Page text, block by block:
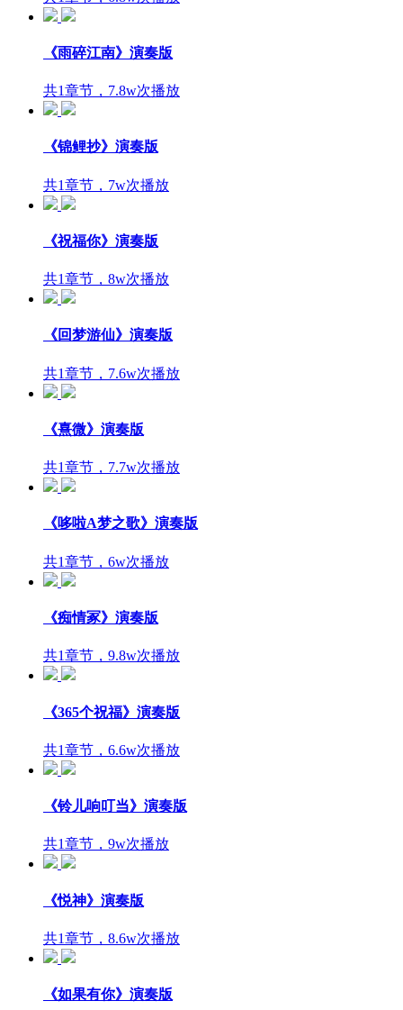
《雨碎江南》演奏版
共1章节，7.8w次播放
《锦鲤抄》演奏版
共1章节，7w次播放
《祝福你》演奏版
共1章节，8w次播放
《回梦游仙》演奏版
共1章节，7.6w次播放
《熹微》演奏版
共1章节，7.7w次播放
《哆啦A梦之歌》演奏版
共1章节，6w次播放
《痴情冢》演奏版
共1章节，9.8w次播放
《365个祝福》演奏版
共1章节，6.6w次播放
《铃儿响叮当》演奏版
共1章节，9w次播放
《悦神》演奏版
共1章节，8.6w次播放
《如果有你》演奏版